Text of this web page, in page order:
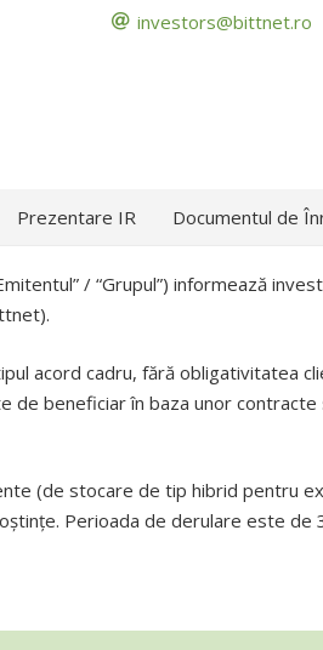
investors@bittnet.ro
Prezentare IR Documentul de
/ “Grupul”) informează
acord cadru, fără obligativitatea
beneficiar în baza unor
(de stocare de tip hibrid pentru
Perioada de derulare este de